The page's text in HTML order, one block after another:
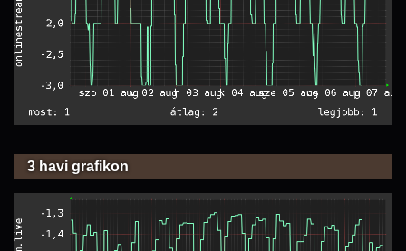
3 havi grafikon